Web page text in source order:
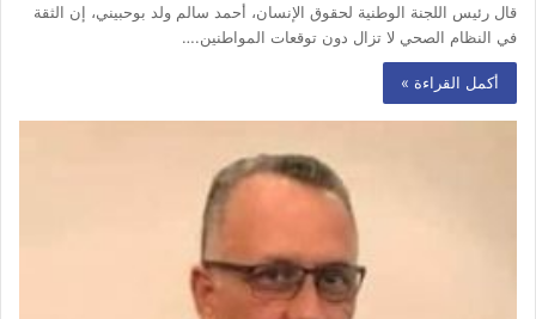
قال رئيس اللجنة الوطنية لحقوق الإنسان، أحمد سالم ولد بوحبيني، إن الثقة
في النظام الصحي لا تزال دون توقعات المواطنين.…
أكمل القراءة »